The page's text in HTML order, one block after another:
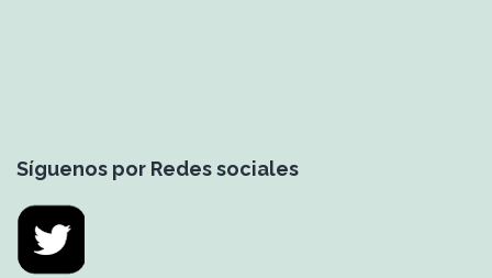
Síguenos por Redes sociales